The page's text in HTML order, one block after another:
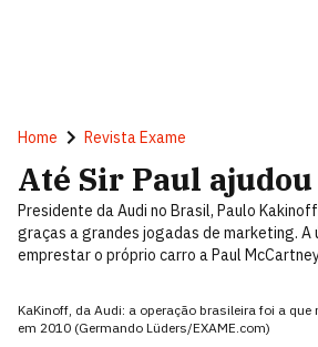
Home Revista Exame
Até Sir Paul
Presidente da Audi no Brasil, Paulo
graças a grandes jogadas de marketing. A
emprestar o próprio carro a Paul
KaKinoff, da Audi: a operação brasileira foi a
em 2010 (Germando Lüders/EXAME.com)